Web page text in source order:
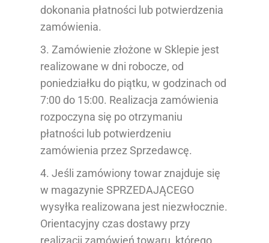
dokonania płatności lub potwierdzenia
zamówienia.
3. Zamówienie złożone w Sklepie jest
realizowane w dni robocze, od
poniedziałku do piątku, w godzinach od
7:00 do 15:00. Realizacja zamówienia
rozpoczyna się po otrzymaniu
płatności lub potwierdzeniu
zamówienia przez Sprzedawcę.
4. Jeśli zamówiony towar znajduje się
w magazynie SPRZEDAJĄCEGO
wysyłka realizowana jest niezwłocznie.
Orientacyjny czas dostawy przy
realizacji zamówień towaru, którego